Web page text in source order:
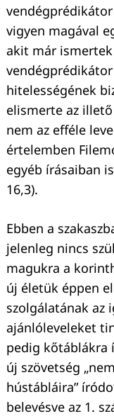
vigyen magával
akit már ismertek
hitelességének
elismerte az
nem az efféle
értelemben
egyéb írásaiban
16,3).
Ebben a
jelenleg nincs
magukra a
új életük éppen
szolgálatának az
ajánlóleveleket
pedig kőtáblákra
új szövetség
hústábláira”
belevésve az 1.
Keresés: